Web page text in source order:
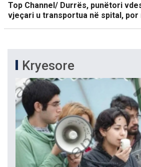
Top Channel/ Durrës, punëtori
vjeçari u transportua në spital, por
Kryesore